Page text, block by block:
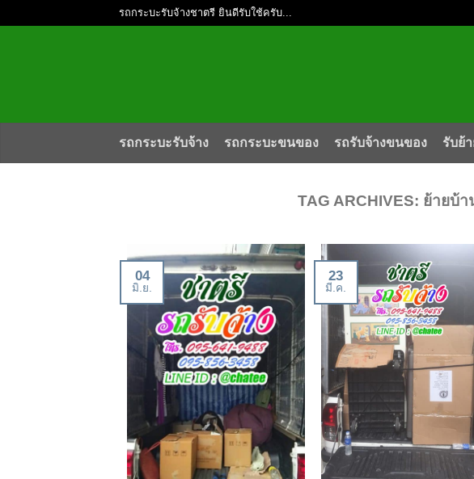
รถกระบะรับจ้างชาตรี ยินดีรับใช้ครับ...
รถกระบะรับจ้าง รถกระบะขนของ รถรับจ้างขนของ รับย้
TAG ARCHIVES: ย้ายบ้า
04
มิ.ย.
23
มี.ค.